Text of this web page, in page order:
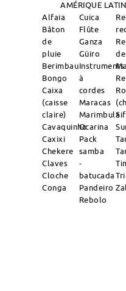
AMÉRIQUE
Alfaia
Bâton
de
pluie
Berimbau
Bongo
Caixa
(caisse
claire)
Cavaquinho
Caxixi
Chekere
Claves
Cloche
Conga
Cuica
Flûte
Ganza
Güiro
Instruments
à
cordes
Maracas
Marimbula
Ocarina
Pack
samba
-
batucada
Pandeiro
Rebolo
de